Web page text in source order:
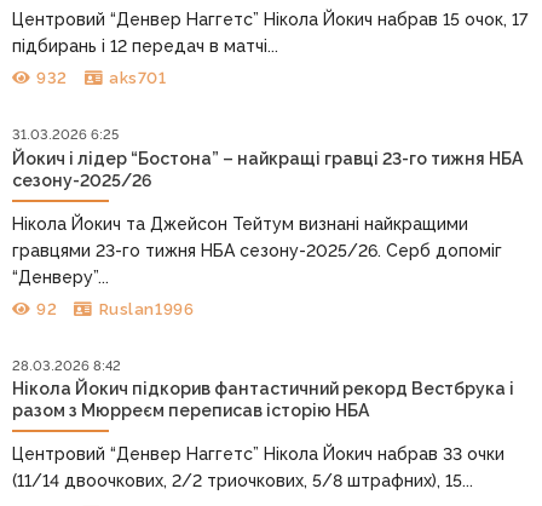
Центровий “Денвер Наггетс” Нікола Йокич набрав 15 очок, 17
підбирань і 12 передач в матчі...
932 aks701
31.03.2026 6:25
Йокич і лідер “Бостона” – найкращі гравці 23-го тижня НБА
сезону-2025/26
Нікола Йокич та Джейсон Тейтум визнані найкращими
гравцями 23-го тижня НБА сезону-2025/26. Серб допоміг
“Денверу”...
92 Ruslan1996
28.03.2026 8:42
Нікола Йокич підкорив фантастичний рекорд Вестбрука і
разом з Мюрреєм переписав історію НБА
Центровий “Денвер Наггетс” Нікола Йокич набрав 33 очки
(11/14 двоочкових, 2/2 триочкових, 5/8 штрафних), 15...